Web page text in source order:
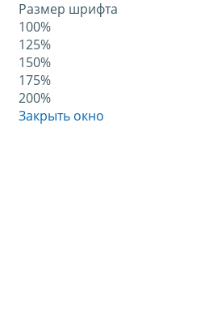
Размер шрифта
100%
125%
150%
175%
200%
Закрыть окно